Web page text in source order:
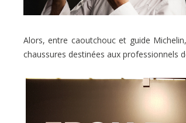
Alors, entre caoutchouc et guide
chaussures destinées aux professionnels